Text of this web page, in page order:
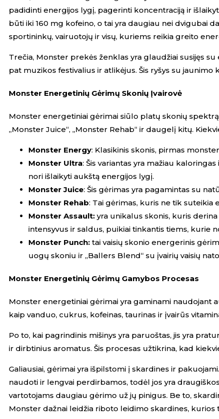
padidinti energijos lygį, pagerinti koncentraciją ir
būti iki 160 mg kofeino, o tai yra daugiau nei dvigubai
sportininkų, vairuotojų ir visų, kuriems reikia greito
Trečia, Monster prekės ženklas yra glaudžiai susijęs
pat muzikos festivalius ir atlikėjus. Šis ryšys su
Monster Energetinių Gėrimų Skonių Įvairovė
Monster energetiniai gėrimai siūlo platų skonių
„Monster Juice“, „Monster Rehab“ ir daugelį kitų.
Monster Energy: Klasikinis skonis, pirmas
Monster Ultra: Šis variantas yra mažiau
nori išlaikyti aukštą energijos lygį.
Monster Juice: Šis gėrimas yra pagamintas su
Monster Rehab: Tai gėrimas, kuris ne tik suteikia
Monster Assault: yra unikalus skonis, kuris
intensyvus ir saldus, puikiai tinkantis tiems, kurie
Monster Punch: tai vaisių skonio energerinis
uogų skoniu ir „Ballers Blend“ su įvairių vaisių
Monster Energetinių Gėrimų Gamybos Procesas
Monster energetiniai gėrimai yra gaminami
kaip vanduo, cukrus, kofeinas, taurinas ir įvairūs
Po to, kai pagrindinis mišinys yra paruoštas, jis yra
ir dirbtinius aromatus. Šis procesas užtikrina, kad
Galiausiai, gėrimai yra išpilstomi į skardines ir
naudoti ir lengvai perdirbamos, todėl jos yra
vartotojams daugiau gėrimo už jų pinigus. Be to,
Monster dažnai leidžia riboto leidimo skardines, kurios